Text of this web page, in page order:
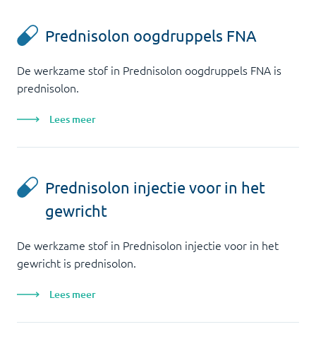
Prednisolon oogdruppels FNA
De werkzame stof in Prednisolon oogdruppels FNA is
prednisolon.
Lees meer
Prednisolon injectie voor in het
gewricht
De werkzame stof in Prednisolon injectie voor in het
gewricht is prednisolon.
Lees meer